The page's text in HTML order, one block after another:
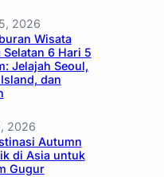
2026
Wisata
Selatan 6 Hari 5
Jelajah Seoul,
dan
2026
Autumn
di Asia untuk
Gugur